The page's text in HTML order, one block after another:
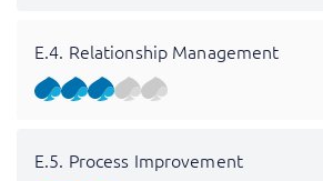
E.4. Relationship Management
E.5. Process Improvement